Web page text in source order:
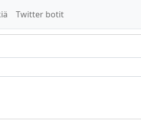
Twitter botit